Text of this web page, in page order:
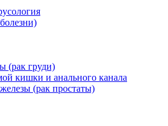
(рак груди)
кишки и анального канала
(рак простаты)